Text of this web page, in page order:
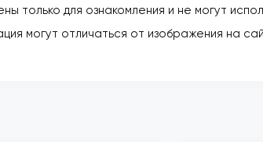
только для ознакомления и не могут
могут отличаться от изображения на